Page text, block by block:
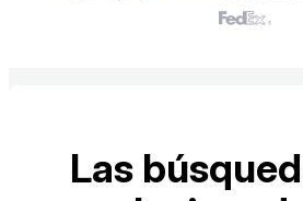
Las